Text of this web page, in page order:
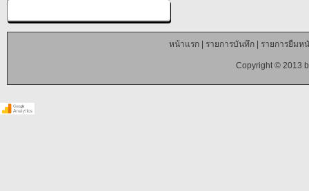
หน้าแรก| รายการบันทึก| รายการยืมห
Copyright © 2013